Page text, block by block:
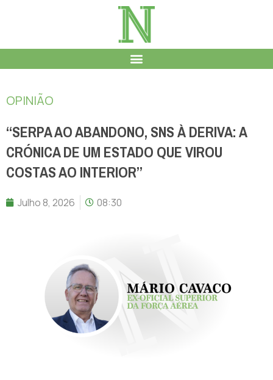
OPINIÃO
“SERPA AO ABANDONO, SNS À DERIVA: A
CRÓNICA DE UM ESTADO QUE VIROU
COSTAS AO INTERIOR”
Julho 8, 2026 08:30